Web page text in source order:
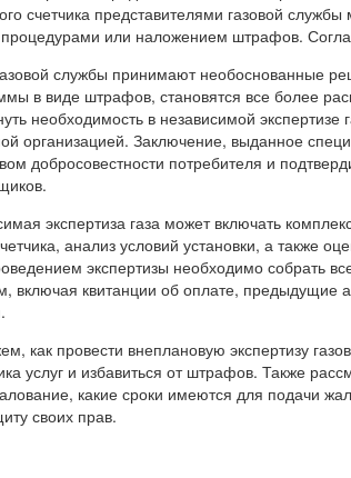
счетчика представителями газовой
или наложением штрафов.
службы принимают необоснованные
в виде штрафов, становятся все более
необходимость в независимой экспертизе
организацией. Заключение, выданное
добросовестности потребителя и
экспертиза газа может включать
анализ условий установки, а также
экспертизы необходимо собрать
включая квитанции об оплате, предыдущие
как провести внеплановую экспертизу
услуг и избавиться от штрафов. Также
какие сроки имеются для подачи
своих прав.